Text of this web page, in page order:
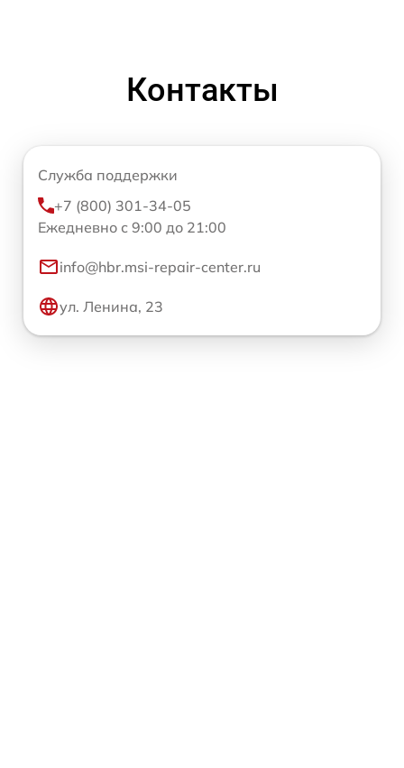
Контакты
Служба поддержки
+7 (800) 301-34-05
Ежедневно с 9:00 до 21:00
info@hbr.msi-repair-center.ru
ул. Ленина, 23